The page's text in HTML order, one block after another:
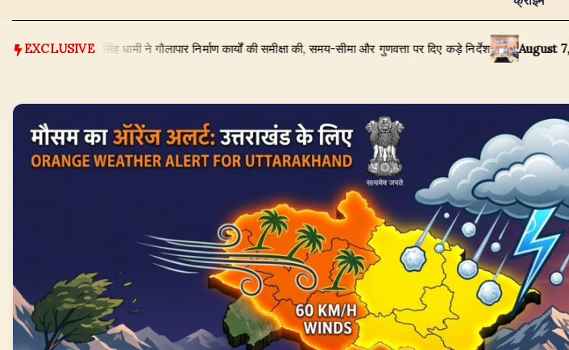
EXCLUSIVE
सिंह धामी ने गौलापार निर्माण कार्यों की समीक्षा की, समय-सीमा और गुणवत्ता पर दिए कड़े निर्देश August 7, 2026